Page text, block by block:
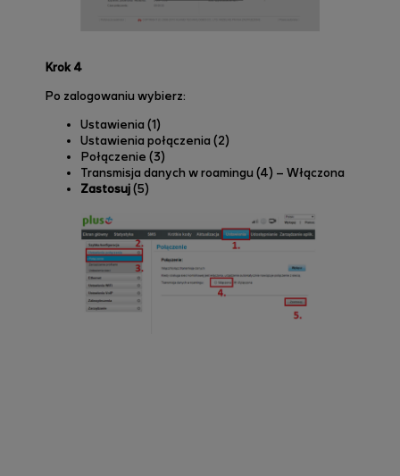
Krok 4
Po zalogowaniu wybierz:
Ustawienia (1)
Ustawienia połączenia (2)
Połączenie (3)
Transmisja danych w roamingu (4) – Włączona
Zastosuj(5)